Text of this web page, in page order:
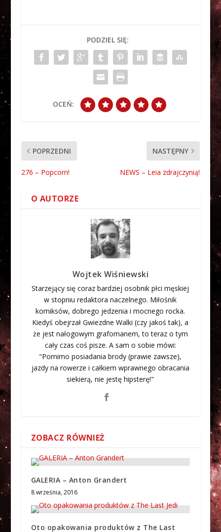
PODZIEL SIĘ:
OCEŃ:
POPRZEDNI
276 – Popcorn!
NASTĘPNY
NEWS – Leia zdrajczynią!
O AUTORZE
Wojtek Wiśniewski
Starzejący się coraz bardziej osobnik płci męskiej
w stopniu redaktora naczelnego. Miłośnik
komiksów, dobrego jedzenia i mocnego rocka.
Kiedyś obejrzał Gwiezdne Walki (czy jakoś tak), a
że jest nałogowym grafomanem, to teraz o tym
cały czas coś pisze. A sam o sobie mówi:
"Pomimo posiadania brody (prawie zawsze),
jazdy na rowerze i całkiem wprawnego obracania
siekierą, nie jestę hipsterę!"
ZOBACZ RÓWNIEŻ
GALERIA – Anton Grandert
8 września, 2016
Oto opakowania produktów z The Last